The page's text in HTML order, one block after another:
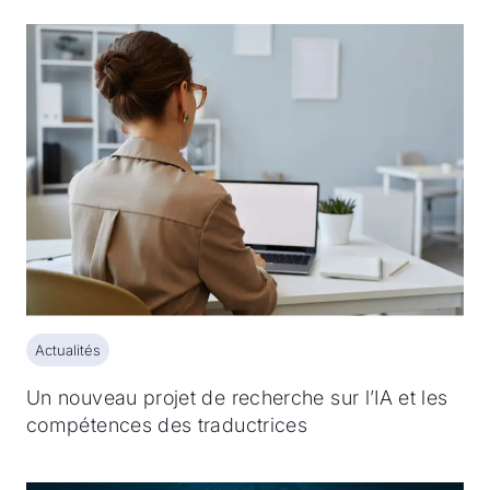
Actualités
Actualités
Un nouveau projet de recherche sur l’IA et les
compétences des traductrices